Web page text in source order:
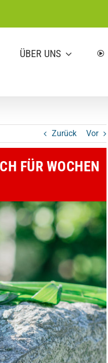
ÜBER UNS
Zurück Vor
FÜR WOCHEN